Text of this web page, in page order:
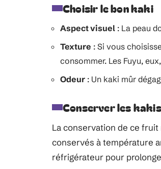
Choisir le bon kaki
Aspect visuel : La peau
Texture : Si vous
consommer. Les Fuyu,
Odeur : Un kaki mûr
Conserver les kakis
La conservation de ce
conservés à température
réfrigérateur pour